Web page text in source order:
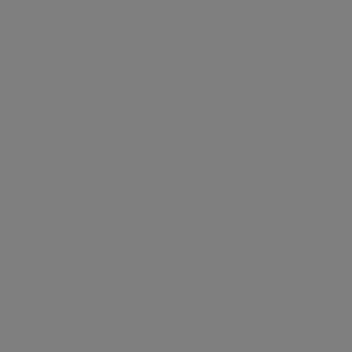
köszönhetően pedig egyszerűen megtalálhatja az igényeinek
kisebb méretű, különböző alakú, anyagú és felszereltségű